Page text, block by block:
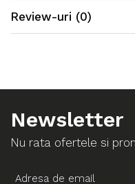
Review-uri (0)
Newsletter
Nu rata ofertele si